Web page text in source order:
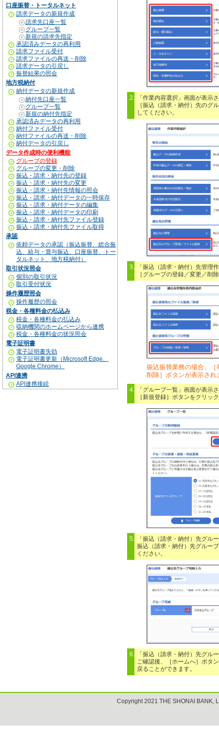
口座振替・トータルネット
請求データの新規作成
請求先口座一覧
グループ一覧
新規の請求先指定
承認済みデータの再利用
請求ファイル受付
請求ファイルの再送・削除
請求データの引戻し
振替結果の照会
地方税納付
納付データの新規作成
納付先口座一覧
グループ一覧
新規の納付先指定
承認済みデータの再利用
納付ファイル受付
納付ファイルの再送・削除
納付データの引戻し
データ作成時の便利機能
グループの登録
グループの変更・削除
振込・請求・納付先の登録
振込・請求・納付先の変更
振込・請求・納付先情報の照会
振込・請求・納付データの一時保存
振込・請求・納付データの編集
振込・請求・納付データの印刷
振込・請求・納付先ファイル登録
振込・請求・納付先ファイル取得
承認
依頼データの承認（振込振替、総合振
込、給与・賞与振込、口座振替、トー
タルネット、地方税納付）
取引状況照会
個別の取引状況
取引受付状況
操作履歴照会
操作履歴の照会
税金・各種料金の払込み
税金・各種料金の払込み
収納機関のホームページから連携
税金・各種料金の状況照会
電子証明書
電子証明書失効
電子証明書更新（Microsoft Edge、
Google Chrome）
API連携
API連携接続
2.
「作業内容選択」画面が表示
［振込（請求・納付）先のグ
してください。
3.
「振込（請求・納付）先管理
［グループの登録／変更／削
振込振替業務の場合、
削除］ボタンが表示され
4.
「グループ一覧」画面が表示
［新規登録］ボタンをクリッ
5.
「振込（請求・納付）先グル
振込（請求・納付）先グルー
ください。
6.
「振込（請求・納付）先グル
ご確認後、［ホームへ］ボタ
戻ることができます。
Copyright 2021 THE SHONAI BANK,